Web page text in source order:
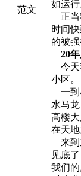
范文
如运行
正当
时间
的被强
20
今天
小区。
一到
水马
高楼
在天地
来到
见底
我们